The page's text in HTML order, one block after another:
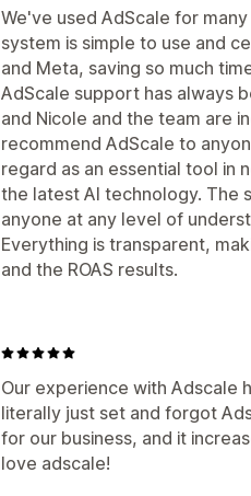
We've used AdScale for
system is simple to use and
and Meta, saving so much
AdScale support has always
and Nicole and the team are
recommend AdScale to
regard as an essential tool in
the latest AI technology. The
anyone at any level of
Everything is transparent,
and the ROAS results.
Our experience with Adscale
literally just set and forgot
for our business, and it
love adscale!